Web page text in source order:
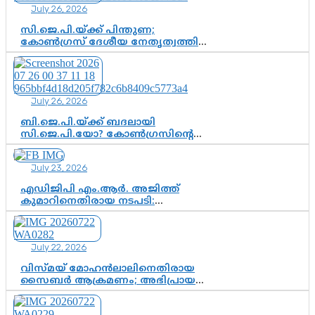
ഇഡി
July 26, 2026
സി.ജെ.പി.യ്ക്ക് പിന്തുണ;
കോൺഗ്രസ് ദേശീയ നേതൃത്വത്തിൽ
ആശങ്കയോ? പാർട്ടിക്കുള്ളിൽ
ഭിന്നാഭിപ്രായമെന്ന വിലയിരുത്തൽ
July 26, 2026
ബി.ജെ.പി.യ്ക്ക് ബദലായി
സി.ജെ.പി.യോ? കോൺഗ്രസിന്റെ
രാഷ്ട്രീയ ഇടം കൈവശപ്പെടുത്താൻ
സിജെപി ഉയർന്നുകഴിഞ്ഞോ?
ഇന്ത്യൻ രാഷ്ട്രീയത്തിലെ പുതിയ
വഴിത്തിരിവ്
July 23, 2026
എഡിജിപി എം.ആർ. അജിത്ത്
കുമാറിനെതിരായ നടപടി:
സസ്പെൻഷനിൽ ഒതുങ്ങുമോ,
അതോ കൂടുതൽ കടുത്ത
നടപടികളിലേക്കോ?
July 22, 2026
വിസ്മയ് മോഹൻലാലിനെതിരായ
സൈബർ ആക്രമണം; അഭിപ്രായ
സ്വാതന്ത്ര്യത്തെ നിശ്ശബ്ദമാക്കുന്ന
ഡിജിറ്റൽ ഗുണ്ടായിസത്തിന് അറുതി